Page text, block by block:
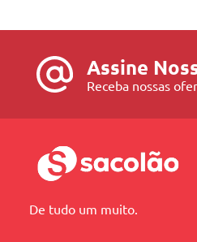
Assine
Receba nossas
De tudo um muito.